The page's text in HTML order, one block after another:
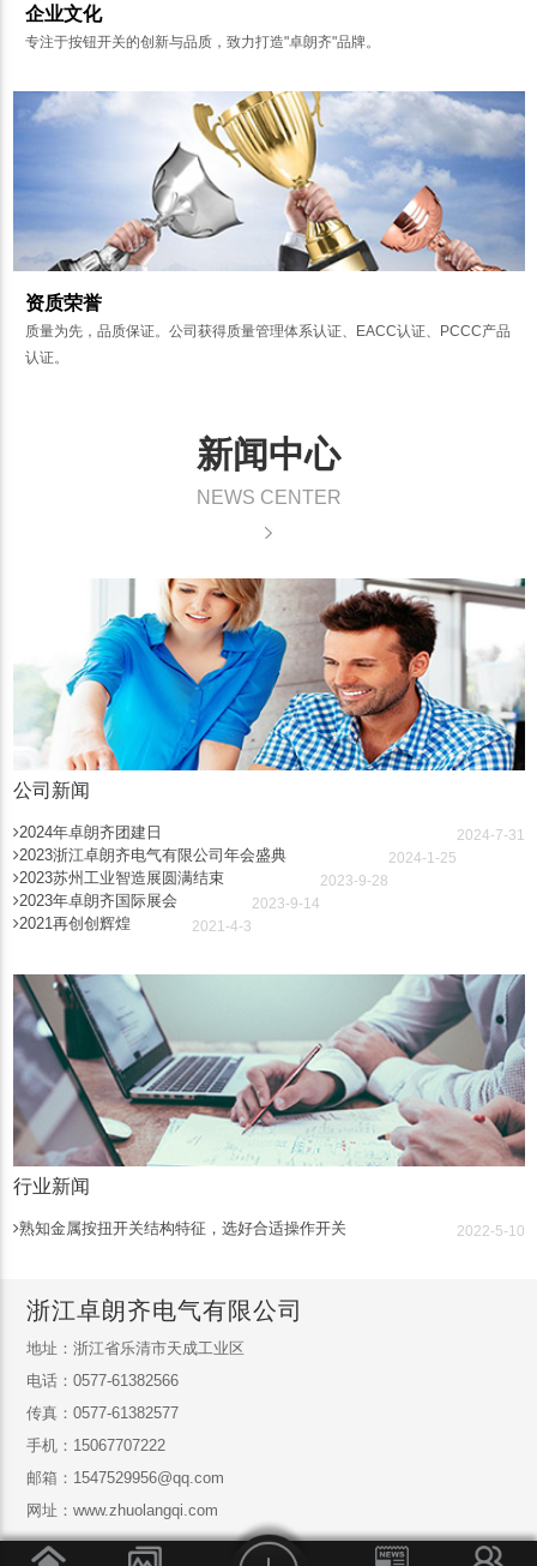
企业文化
专注于按钮开关的创新与品质，致力打造"卓朗齐"品牌。
资质荣誉
质量为先，品质保证。公司获得质量管理体系认证、EACC认证、PCCC产品
认证。
新闻中心
NEWS CENTER
公司新闻
2024年卓朗齐团建日 2024-7-31
2023浙江卓朗齐电气有限公司年会盛典 2024-1-25
2023苏州工业智造展圆满结束 2023-9-28
2023年卓朗齐国际展会 2023-9-14
2021再创创辉煌 2021-4-3
行业新闻
熟知金属按扭开关结构特征，选好合适操作开关 2022-5-10
浙江卓朗齐电气有限公司
地址：浙江省乐清市天成工业区
电话：0577-61382566
传真：0577-61382577
手机：15067707222
邮箱：1547529956@qq.com
网址：www.zhuolangqi.com